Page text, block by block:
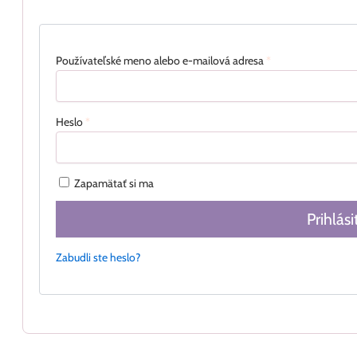
Používateľské meno alebo e-mailová adresa *
Heslo *
Zapamätať si ma
Zabudli ste heslo?